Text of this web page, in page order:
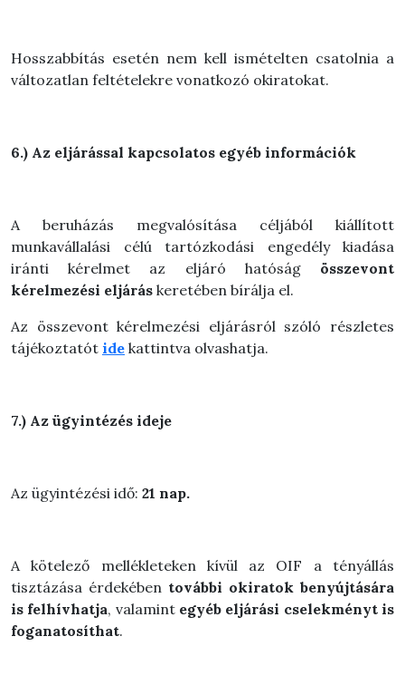
Hosszabbítás esetén nem kell ismételten csatolnia a
változatlan feltételekre vonatkozó okiratokat.
6.) Az eljárással kapcsolatos egyéb információk
A beruházás megvalósítása céljából kiállított
munkavállalási célú tartózkodási engedély kiadása
iránti kérelmet az eljáró hatóság összevont
kérelmezési eljárás keretében bírálja el.
Az összevont kérelmezési eljárásról szóló részletes
tájékoztatót ide kattintva olvashatja.
7.) Az ügyintézés ideje
Az ügyintézési idő: 21 nap.
A kötelező mellékleteken kívül az OIF a tényállás
tisztázása érdekében további okiratok benyújtására
is felhívhatja, valamint egyéb eljárási cselekményt is
foganatosíthat.